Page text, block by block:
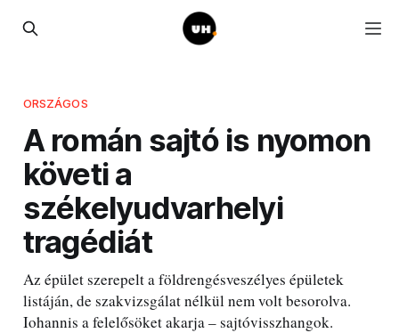
ORSZÁGOS
A román sajtó is nyomon
követi a
székelyudvarhelyi
tragédiát
Az épület szerepelt a földrengésveszélyes épületek
listáján, de szakvizsgálat nélkül nem volt besorolva.
Iohannis a felelősöket akarja – sajtóvisszhangok.